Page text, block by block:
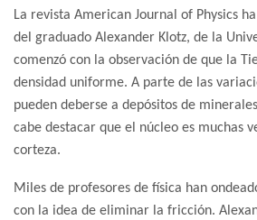
La revista American Journal of Physics
del graduado Alexander Klotz, de la
comenzó con la observación de que la
densidad uniforme. A parte de las
pueden deberse a depósitos de
cabe destacar que el núcleo es muchas
corteza.
Miles de profesores de física han
con la idea de eliminar la fricción.